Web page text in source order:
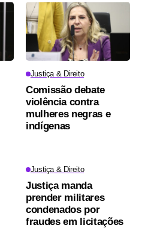
Justiça & Direito
Comissão debate
violência contra
mulheres negras e
indígenas
Justiça & Direito
Justiça manda
prender militares
condenados por
fraudes em licitações